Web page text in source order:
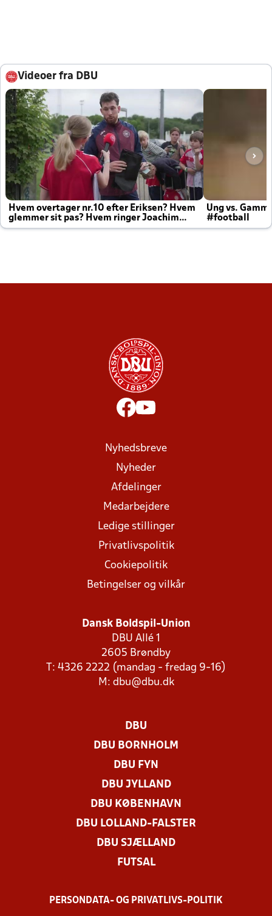
Videoer fra DBU
Hvem overtager nr.10 efter Eriksen? Hvem
glemmer sit pas? Hvem ringer Joachim
altid til efter kampe?
Ung vs.
#football
Nyhedsbreve
Nyheder
Afdelinger
Medarbejdere
Ledige stillinger
Privatlivspolitik
Cookiepolitik
Betingelser og vilkår
Dansk Boldspil-Union
DBU Allé 1
2605 Brøndby
T: 4326 2222 (mandag - fredag 9-16)
M: dbu@dbu.dk
DBU
DBU BORNHOLM
DBU FYN
DBU JYLLAND
DBU KØBENHAVN
DBU LOLLAND-FALSTER
DBU SJÆLLAND
FUTSAL
PERSONDATA- OG PRIVATLIVS-POLITIK